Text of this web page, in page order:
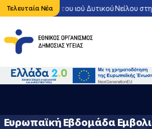
Τελευταία Νέα
κυκλοφορία του ιού Δυτικού Νείλου στην
Ευρωπαϊκή Εβδομάδα